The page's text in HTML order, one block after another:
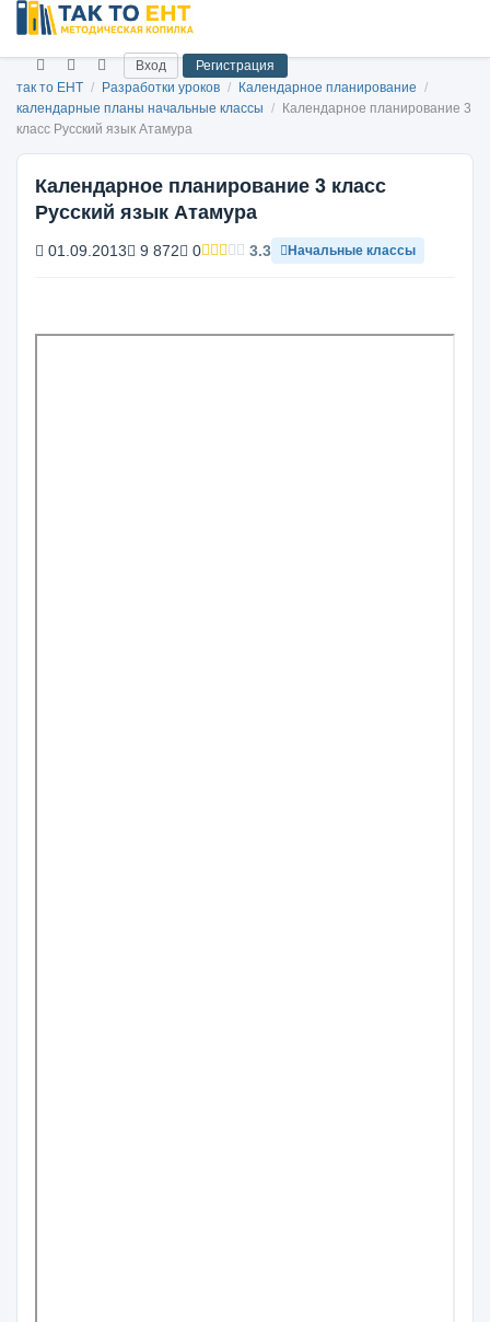
Вход
Регистрация
так то ЕНТ / Разработки уроков / Календарное планирование /
календарные планы начальные классы /
Календарное планирование 3
класс Русский язык Атамура
Календарное планирование 3 класс
Русский язык Атамура
01.09.2013 9 872 0 3.3 Начальные классы